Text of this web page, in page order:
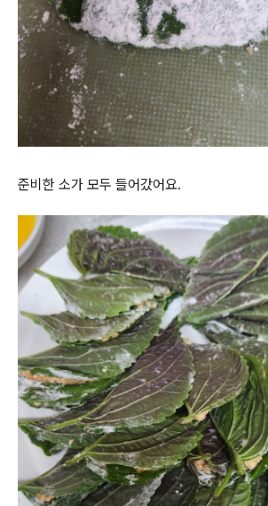
준비한 소가 모두 들어갔어요.